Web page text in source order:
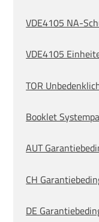
VDE4105 NA-
VDE4105
TOR
Booklet
AUT
CH
DE